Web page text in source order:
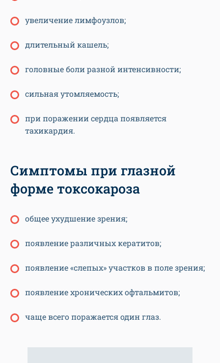
увеличение лимфоузлов;
длительный кашель;
головные боли разной интенсивности;
сильная утомляемость;
при поражении сердца появляется
тахикардия.
Симптомы при глазной
форме токсокароза
общее ухудшение зрения;
появление различных кератитов;
появление «слепых» участков в поле зрения;
появление хронических офтальмитов;
чаще всего поражается один глаз.